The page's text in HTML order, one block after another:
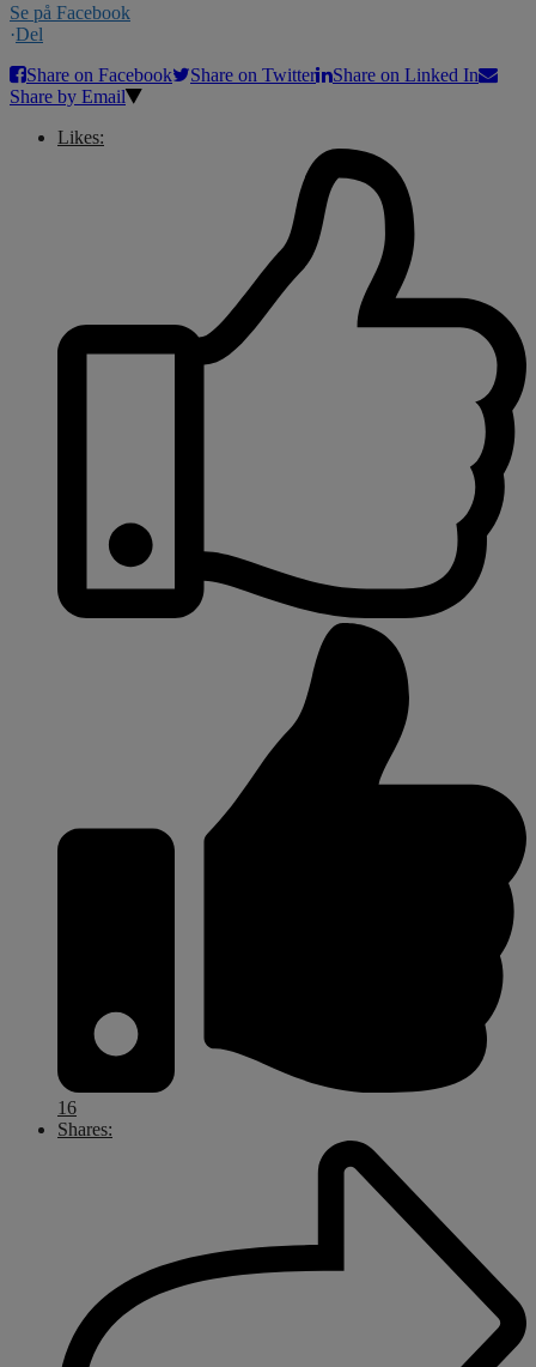
Se på Facebook
·Del
Share on Facebook
Share on Twitter
Share on Linked In
Share by Email
Likes:
16
Shares: